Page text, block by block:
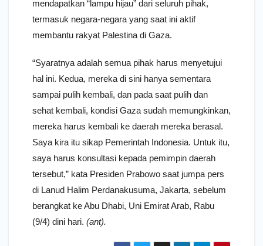
mendapatkan “lampu hijau” dari seluruh pihak,
termasuk negara-negara yang saat ini aktif
membantu rakyat Palestina di Gaza.
“Syaratnya adalah semua pihak harus menyetujui
hal ini. Kedua, mereka di sini hanya sementara
sampai pulih kembali, dan pada saat pulih dan
sehat kembali, kondisi Gaza sudah memungkinkan,
mereka harus kembali ke daerah mereka berasal.
Saya kira itu sikap Pemerintah Indonesia. Untuk itu,
saya harus konsultasi kepada pemimpin daerah
tersebut,” kata Presiden Prabowo saat jumpa pers
di Lanud Halim Perdanakusuma, Jakarta, sebelum
berangkat ke Abu Dhabi, Uni Emirat Arab, Rabu
(9/4) dini hari. (ant).